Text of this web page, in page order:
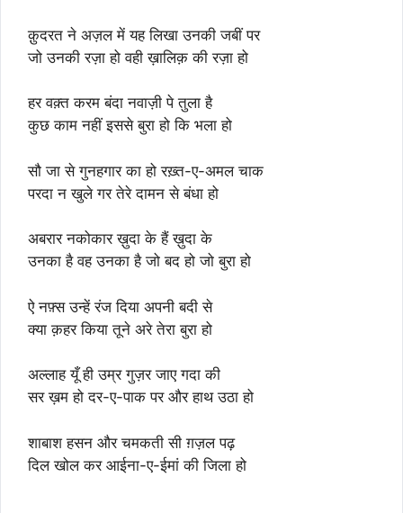
क़ुदरत ने अज़ल में यह लिखा उनकी जबीं पर
जो उनकी रज़ा हो वही ख़ालिक़ की रज़ा हो
हर वक़्त करम बंदा नवाज़ी पे तुला है
कुछ काम नहीं इससे बुरा हो कि भला हो
सौ जा से गुनहगार का हो रख़्त-ए-अमल चाक
परदा न खुले गर तेरे दामन से बंधा हो
अबरार नकोकार ख़ुदा के हैं ख़ुदा के
उनका है वह उनका है जो बद हो जो बुरा हो
ऐ नफ़्स उन्हें रंज दिया अपनी बदी से
क्या क़हर किया तूने अरे तेरा बुरा हो
अल्लाह यूँ ही उम्र गुज़र जाए गदा की
सर ख़म हो दर-ए-पाक पर और हाथ उठा हो
शाबाश हसन और चमकती सी ग़ज़ल पढ़
दिल खोल कर आईना-ए-ईमां की जिला हो